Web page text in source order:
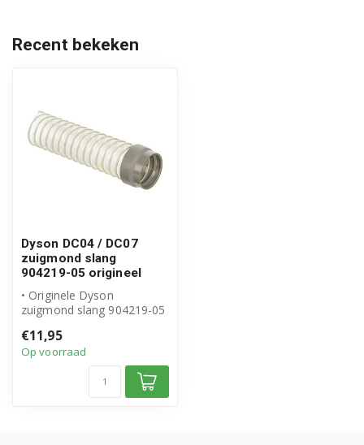
Recent bekeken
Dyson DC04 / DC07
zuigmond slang
904219-05 origineel
• Originele Dyson
zuigmond slang 904219-05
met de luchts...
€11,95
Op voorraad